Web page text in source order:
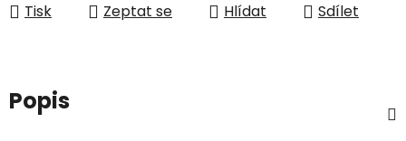
Tisk Zeptat se Hlídat Sdílet
Popis